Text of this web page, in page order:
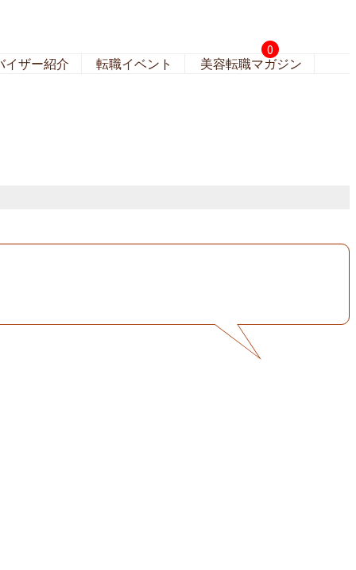
0
イザー紹介 転職イベント 美容転職マガジン